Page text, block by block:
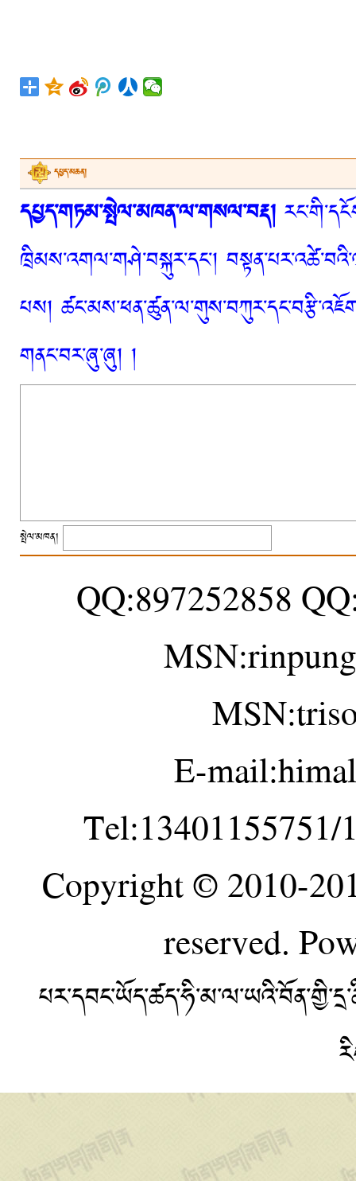
དཔྱད་མཆན།
དཔྱད་གཏམ་སྤེལ་མཁན་ལ་གསལ་བརྡ།
ཁྲིམས་འགལ་གཤེ་བསྐུར་དང་།
པས།
གནང་བར་ཞུ་ཞུ། །
སྤེལ་མཁན།
QQ:897252858
E-
Tel:13401155751/
Copyright © 2010-
reserved.